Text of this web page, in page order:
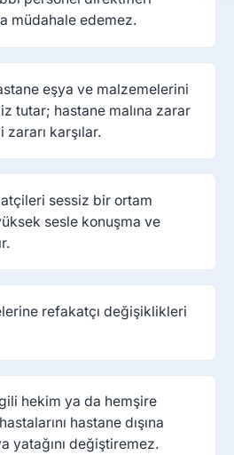
müdahale edemez.
eşya ve malzemelerini
tutar; hastane malına zarar
karşılar.
sessiz bir ortam
sesle konuşma ve
refakatçı değişiklikleri
hekim ya da hemşire
hastane dışına
yatağını değiştiremez.